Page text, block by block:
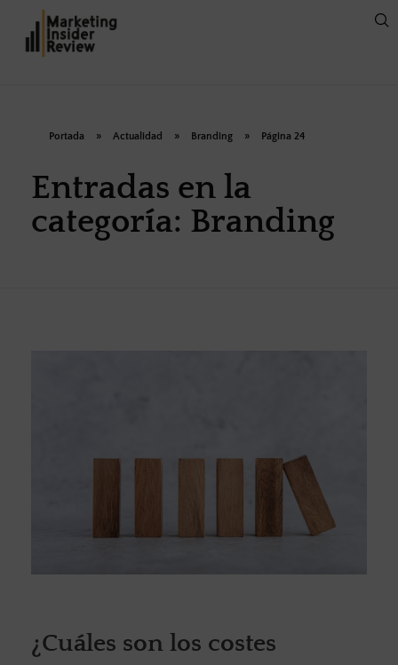
Portada » Actualidad » Branding » Página 24
Entradas en la
categoría: Branding
¿Cuáles son los costes